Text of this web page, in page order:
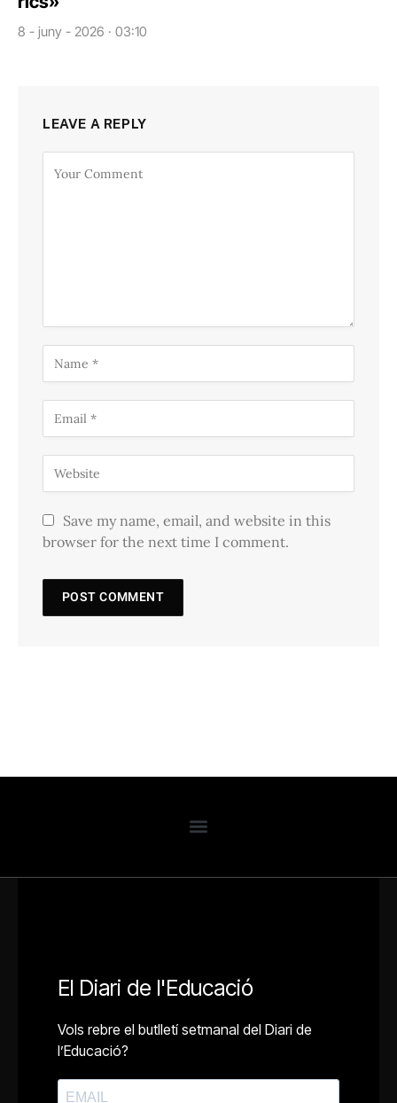
8 - juny - 2026 · 03:10
LEAVE A REPLY
Save my name, email, and website in this
browser for the next time I comment.